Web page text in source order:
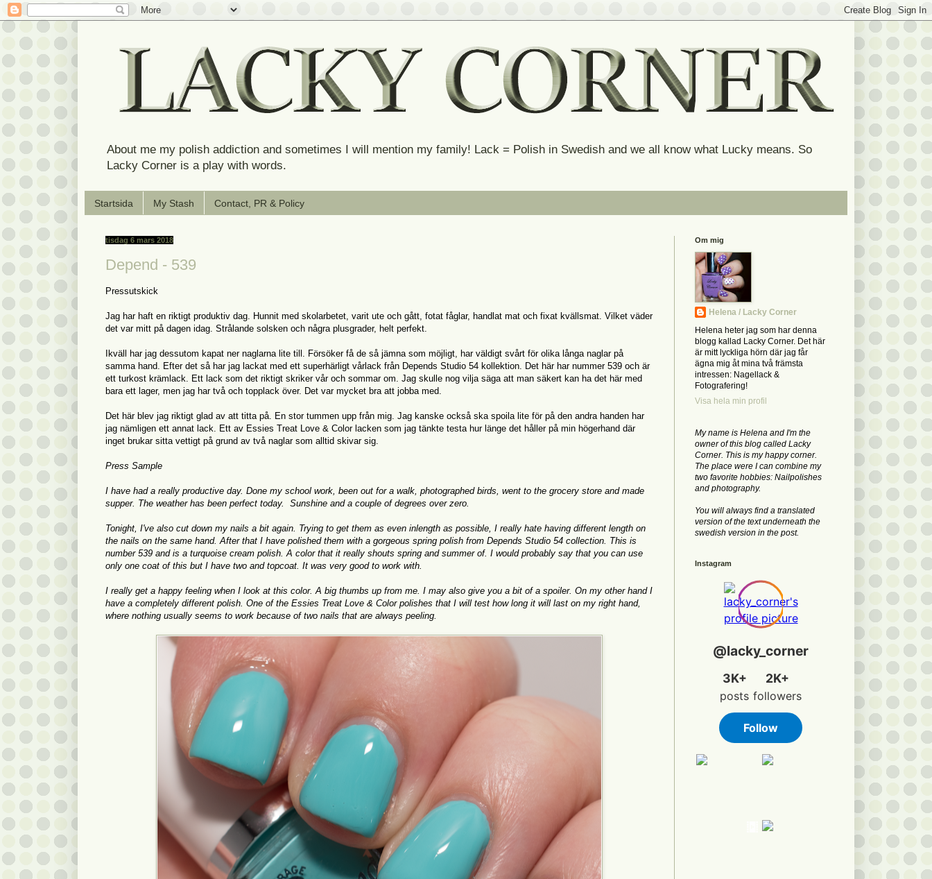
About me my polish addiction and sometimes I will mention my family! Lack = Polish in Swedish and we all know what Lucky means. So
Lacky Corner is a play with words.
Startsida My Stash Contact, PR & Policy
tisdag 6 mars 2018
Depend - 539
Pressutskick
Jag har haft en riktigt produktiv dag. Hunnit med skolarbetet, varit ute och gått, fotat fåglar, handlat mat och fixat kvällsmat. Vilket väder
det var mitt på dagen idag. Strålande solsken och några plusgrader, helt perfekt.
Ikväll har jag dessutom kapat ner naglarna lite till. Försöker få de så jämna som möjligt, har väldigt svårt för olika långa naglar på
samma hand. Efter det så har jag lackat med ett superhärligt vårlack från Depends Studio 54 kollektion. Det här har nummer 539 och är
ett turkost krämlack. Ett lack som det riktigt skriker vår och sommar om. Jag skulle nog vilja säga att man säkert kan ha det här med
bara ett lager, men jag har två och topplack över. Det var mycket bra att jobba med.
Det här blev jag riktigt glad av att titta på. En stor tummen upp från mig. Jag kanske också ska spoila lite för på den andra handen har
jag nämligen ett annat lack. Ett av Essies Treat Love & Color lacken som jag tänkte testa hur länge det håller på min högerhand där
inget brukar sitta vettigt på grund av två naglar som alltid skivar sig.
Press Sample
I have had a really productive day. Done my school work, been out for a walk, photographed birds, went to the grocery store and made
supper. The weather has been perfect today. Sunshine and a couple of degrees over zero.
Tonight, I've also cut down my nails a bit again. Trying to get them as even inlength as possible, I really hate having different length on
the nails on the same hand. After that I have polished them with a gorgeous spring polish from Depends Studio 54 collection. This is
number 539 and is a turquoise cream polish. A color that it really shouts spring and summer of. I would probably say that you can use
only one coat of this but I have two and topcoat. It was very good to work with.
I really get a happy feeling when I look at this color. A big thumbs up from me. I may also give you a bit of a spoiler. On my other hand I
have a completely different polish. One of the Essies Treat Love & Color polishes that I will test how long it will last on my right hand,
where nothing usually seems to work because of two nails that are always peeling.
Om mig
Helena / Lacky Corner
Helena heter jag som har denna
blogg kallad Lacky Corner. Det här
är mitt lyckliga hörn där jag får
ägna mig åt mina två främsta
intressen: Nagellack &
Fotografering!
Visa hela min profil
My name is Helena and I'm the
owner of this blog called Lacky
Corner. This is my happy corner.
The place were I can combine my
two favorite hobbies: Nailpolishes
and photography.
You will always find a translated
version of the text underneath the
swedish version in the post.
Instagram